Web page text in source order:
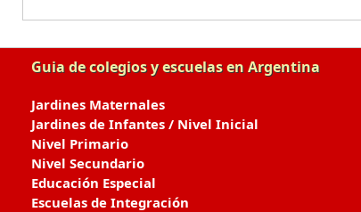
Guia de colegios y escuelas en Argentina
Jardines Maternales
Jardines de Infantes / Nivel Inicial
Nivel Primario
Nivel Secundario
Educación Especial
Escuelas de Integración